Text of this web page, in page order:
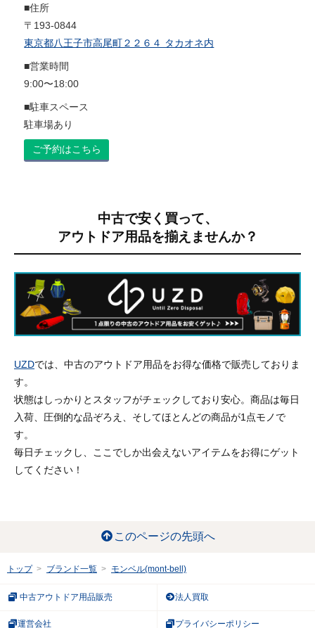
■住所
〒193-0844
東京都八王子市高尾町２２６４ タカオネ内
■営業時間
9:00〜18:00
■駐車スペース
駐車場あり
ご予約はこちら
中古で安く買って、
アウトドア用品を揃えませんか？
UZDでは、中古のアウトドア用品をお得な価格で販売しておりま
す。
状態はしっかりとスタッフがチェックしており安心。商品は毎日
入荷、圧倒的な品ぞろえ、そしてほとんどの商品が1点モノで
す。
毎日チェックし、ここでしか出会えないアイテムをお得にゲット
してください！
このページの先頭へ
トップ ブランド一覧 モンベル(mont-bell)
中古アウトドア用品販売 法人買取
運営会社 プライバシーポリシー